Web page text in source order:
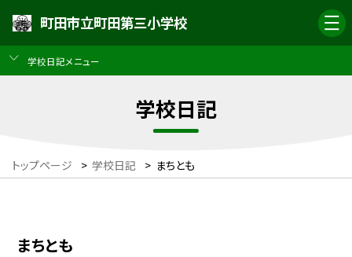
町田市立町田第三小学校
学校日記メニュー
学校日記
トップページ > 学校日記 > まちとも
まちとも